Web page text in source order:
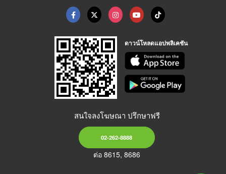
ดาวน์โหลดแอปพลิเคชัน
สนใจลงโฆษณา ปรึกษาฟรี
02-262-8888
ต่อ 8615, 8686